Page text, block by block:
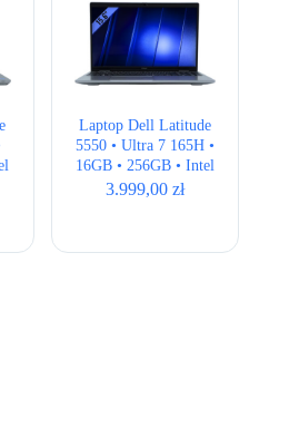
Laptop Dell Latitude
5550 • Ultra 7 165H •
16GB • 256GB • Intel
Graphics • 15,6″ Full
3.999,00 zł